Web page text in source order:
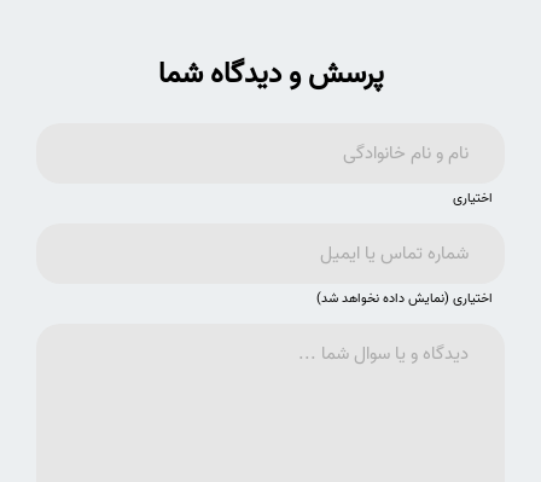
پرسش و دیدگاه شما
اختیاری
اختیاری (نمایش داده نخواهد شد)